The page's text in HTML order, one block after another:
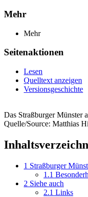
Mehr
Mehr
Seitenaktionen
Lesen
Quelltext anzeigen
Versionsgeschichte
Das Straßburger Münster
Quelle/Source: Matthias
1 Straßburger
1.1
2 Siehe auch
2.1 Links